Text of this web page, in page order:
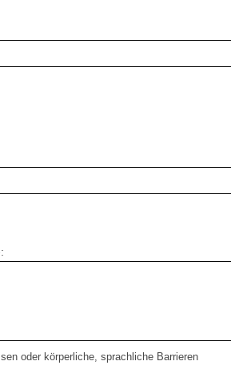
oder körperliche, sprachliche Barrieren